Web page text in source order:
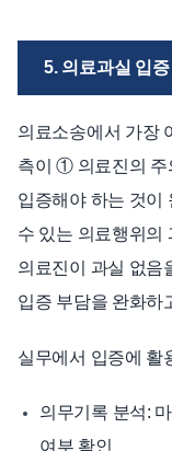
5. 의료과실 입
의료소송에서 가장
측이 ① 의료진의
입증해야 하는 것이
수 있는 의료행위의
의료진이 과실 없음
입증 부담을 완화하
실무에서 입증에 활
의무기록 분석:
여부 확인